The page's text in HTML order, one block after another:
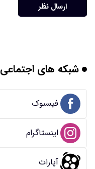
ارسال نظر
شبکه های اجتماعی
فیسبوک
اینستاگرام
آپارات